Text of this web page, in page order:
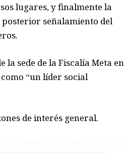
lugares, y finalmente la
posterior señalamiento del
la sede de la Fiscalía Meta en
“un líder social
de interés general.